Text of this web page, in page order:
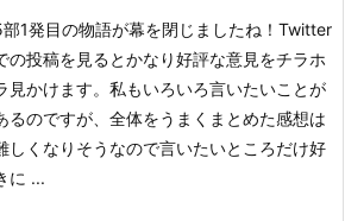
1発目の物語が幕を閉じましたね！ Twitter
の投稿を見るとかなり好評な意見をチラホ
見かけます。 私もいろいろ言いたいことが
るのですが、全体をうまくまとめた感想は
しくなりそうなので言いたいところだけ好
に ...